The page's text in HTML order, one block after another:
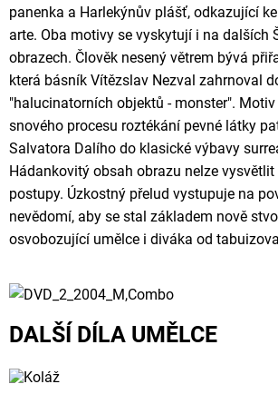
panenka a Harlekýnův plášť, odkazující
arte. Oba motivy se vyskytují i na dalších
obrazech. Člověk nesený větrem bývá
která básník Vítězslav Nezval zahrnoval
"halucinatorních objektů - monster".
snového procesu roztékání pevné látky
Salvatora Dalího do klasické výbavy
Hádankovitý obsah obrazu nelze
postupy. Úzkostný přelud vystupuje na
nevědomí, aby se stal základem nově
osvobozující umělce i diváka od
DALŠÍ DÍLA UMĚLCE